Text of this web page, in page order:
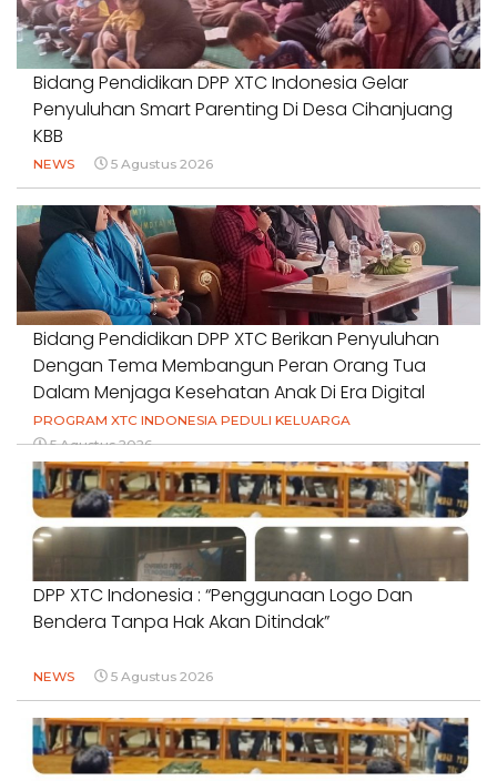
Bidang Pendidikan DPP XTC Indonesia Gelar
Penyuluhan Smart Parenting Di Desa Cihanjuang
KBB
NEWS 5 Agustus 2026
Bidang Pendidikan DPP XTC Berikan Penyuluhan
Dengan Tema Membangun Peran Orang Tua
Dalam Menjaga Kesehatan Anak Di Era Digital
PROGRAM XTC INDONESIA PEDULI KELUARGA
5 Agustus 2026
DPP XTC Indonesia : “Penggunaan Logo Dan
Bendera Tanpa Hak Akan Ditindak”
NEWS 5 Agustus 2026